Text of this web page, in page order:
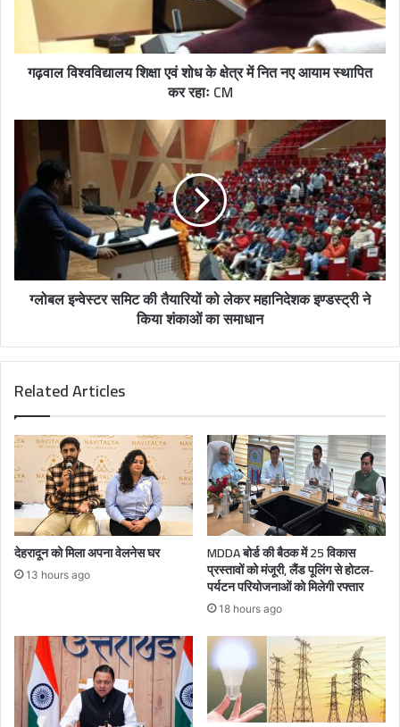
गढ़वाल विश्वविद्यालय शिक्षा एवं शोध के क्षेत्र में नित नए आयाम स्थापित
कर रहाः CM
ग्लोबल इन्वेस्टर समिट की तैयारियों को लेकर महानिदेशक इण्डस्ट्री ने
किया शंकाओं का समाधान
Related Articles
देहरादून को मिला अपना वेलनेस घर
13 hours ago
MDDA बोर्ड की बैठक में 25 विकास
प्रस्तावों को मंजूरी, लैंड पूलिंग से होटल-
पर्यटन परियोजनाओं को मिलेगी रफ्तार
18 hours ago